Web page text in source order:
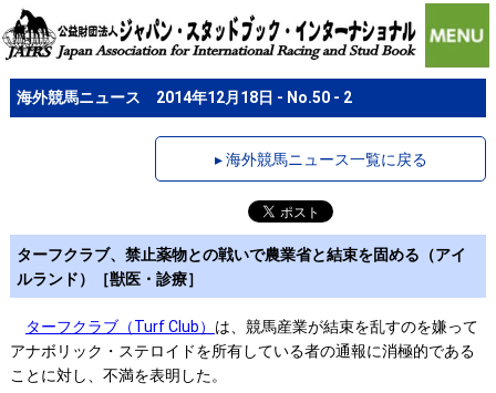
海外競馬ニュース 2014年12月18日 - No.50 - 2
▸ 海外競馬ニュース一覧に戻る
ターフクラブ、禁止薬物との戦いで農業省と結束を固める（アイ
ルランド）［獣医・診療］
ターフクラブ（Turf Club） は、競馬産業が結束を乱すのを嫌って
アナボリック・ステロイドを所有している者の通報に消極的である
ことに対し、不満を表明した。